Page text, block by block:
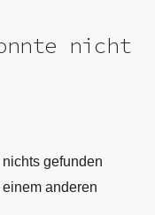
nicht
gefunden
anderen